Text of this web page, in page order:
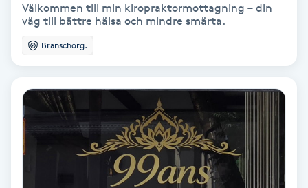
Kroppsinpackning
Kroppspeeling
Käkledsbehandling
Kärlbehandling
Välkommen till min kiropraktormottagning – din
väg till bättre hälsa och mindre smärta.
Branschorg.